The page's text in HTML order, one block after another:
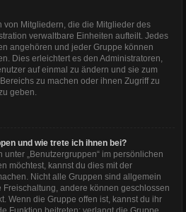
von Mitgliedern, die die Mitglieder des
verwaltbare Einheiten aufteilt. Jedes
angehören und jeder Gruppe können
Dies erleichtert es den Administratoren,
auf einmal zu ändern und sie zum
zu machen oder ihnen Zugriff zu
geben.
und wie trete ich ihnen bei?
„Benutzergruppen“ im persönlichen
möchtest, kannst du dies mit der
Nicht alle Gruppen sind allgemein
andere können geschlossen
Wenn die Gruppe offen ist, kannst du ihr